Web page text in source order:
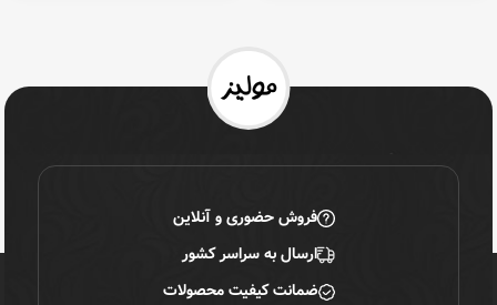
فروش حضوری و آنلاین
ارسال به سراسر کشور
ضمانت کیفیت محصولات